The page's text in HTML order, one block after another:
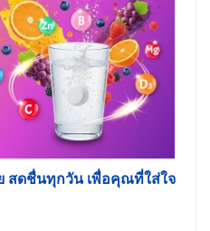
สดชื่นทุกวัน เพื่อคุณที่ใส่ใจ